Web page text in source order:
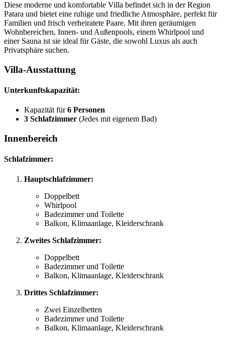
Diese moderne und komfortable Villa befindet sich in der Region
Patara und bietet eine ruhige und friedliche Atmosphäre, perfekt für
Familien und frisch verheiratete Paare. Mit ihren geräumigen
Wohnbereichen, Innen- und Außenpools, einem Whirlpool und
einer Sauna ist sie ideal für Gäste, die sowohl Luxus als auch
Privatsphäre suchen.
Villa-Ausstattung
Unterkunftskapazität:
Kapazität für6 Personen
3 Schlafzimmer (Jedes mit eigenem Bad)
Innenbereich
Schlafzimmer:
Hauptschlafzimmer:
Doppelbett
Whirlpool
Badezimmer und Toilette
Balkon, Klimaanlage, Kleiderschrank
Zweites Schlafzimmer:
Doppelbett
Badezimmer und Toilette
Balkon, Klimaanlage, Kleiderschrank
Drittes Schlafzimmer:
Zwei Einzelbetten
Badezimmer und Toilette
Balkon, Klimaanlage, Kleiderschrank